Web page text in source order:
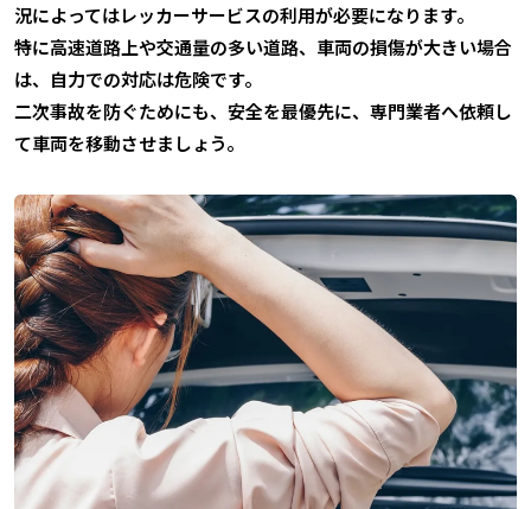
況によってはレッカーサービスの利用が必要になります。
特に高速道路上や交通量の多い道路、車両の損傷が大きい場合
は、自力での対応は危険です。
二次事故を防ぐためにも、安全を最優先に、専門業者へ依頼し
て車両を移動させましょう。